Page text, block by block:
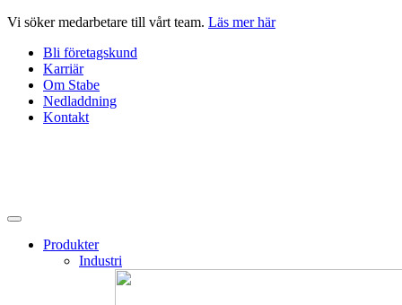
Hoppa
innehåll
Vi söker medarbetare till vårt team. Läs mer här
Bli företagskund
Karriär
Om Stabe
Nedladdning
Kontakt
Produkter
Industri